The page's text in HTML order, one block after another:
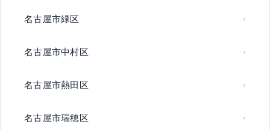
名古屋市緑区
名古屋市中村区
名古屋市熱田区
名古屋市瑞穂区